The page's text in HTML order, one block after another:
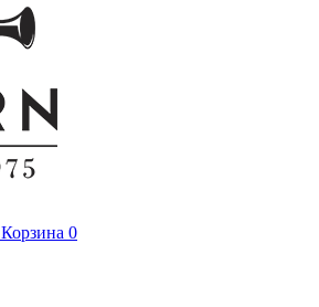
Корзина 0